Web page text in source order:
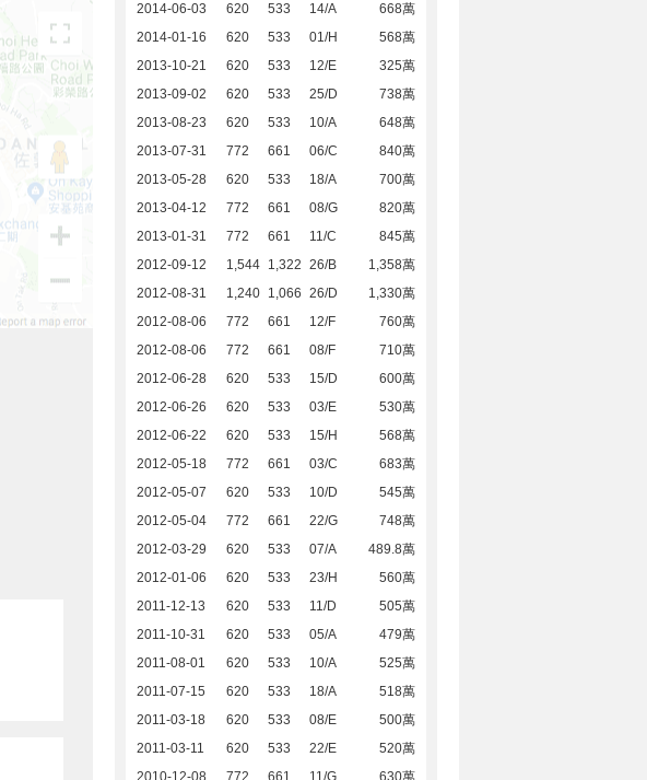
2014-06-03
620 533 14/A
668萬
2014-01-16
620 533 01/H
568萬
2013-10-21
620 533 12/E
325萬
2013-09-02
620 533 25/D
738萬
2013-08-23
620 533 10/A
648萬
2013-07-31
772 661 06/C
840萬
2013-05-28
620 533 18/A
700萬
2013-04-12
772 661 08/G
820萬
2013-01-31
772 661 11/C
845萬
2012-09-12
1,544 1,322 26/B
1,358萬
2012-08-31
1,240 1,066 26/D
1,330萬
2012-08-06
772 661 12/F
760萬
2012-08-06
772 661 08/F
710萬
2012-06-28
620 533 15/D
600萬
2012-06-26
620 533 03/E
530萬
2012-06-22
620 533 15/H
568萬
2012-05-18
772 661 03/C
683萬
2012-05-07
620 533 10/D
545萬
2012-05-04
772 661 22/G
748萬
2012-03-29
620 533 07/A
489.8萬
2012-01-06
620 533 23/H
560萬
2011-12-13
620 533 11/D
505萬
2011-10-31
620 533 05/A
479萬
2011-08-01
620 533 10/A
525萬
2011-07-15
620 533 18/A
518萬
2011-03-18
620 533 08/E
500萬
2011-03-11
620 533 22/E
520萬